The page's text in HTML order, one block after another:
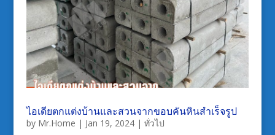
ไอเดียตกแต่งบ้านและสวนจากขอบคันหินสำเร็จรูป
by Mr.Home | Jan 19, 2024| ทั่วไป